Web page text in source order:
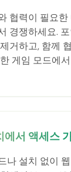
협력이 필요
경쟁하세요.
거하고, 함께
게임 모드에
에서 액세스
나 설치 없이